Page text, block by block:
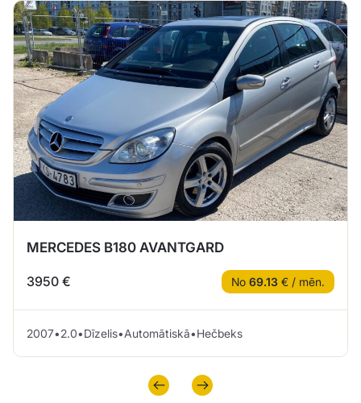
MERCEDES B180 AVANTGARD
3950 € No 69.13 € / mēn.
2007•2.0•Dīzelis•Automātiskā•Hečbeks